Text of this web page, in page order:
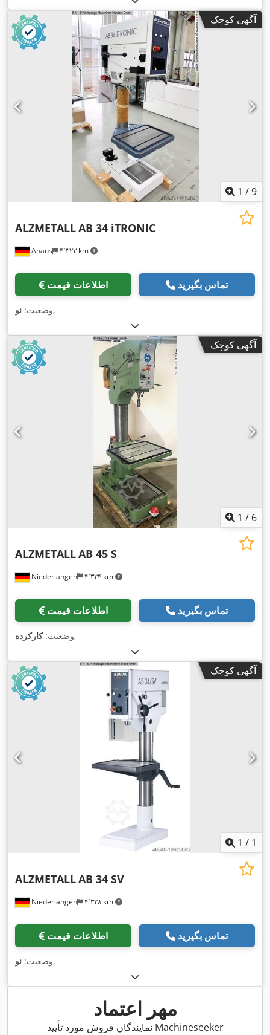
آگهی کوچک
1 /9
Ahaus ۴٬۳۲۳ km
ALZMETALLAB 34 iTRONIC
اطلاعات قیمت تماس بگیرید
وضعیت: نو ,
آگهی کوچک
1 / 6
Niederlangen ۴٬۳۲۴ km
ALZMETALLAB 45 S
اطلاعات قیمت تماس بگیرید
وضعیت:کارکرده ,
آگهی کوچک
1 / 1
Niederlangen ۴٬۳۲۸ km
ALZMETALLAB 34 SV
اطلاعات قیمت تماس بگیرید
وضعیت: نو ,
مهر اعتماد
نمایندگان فروش مورد تأیید Machineseeker